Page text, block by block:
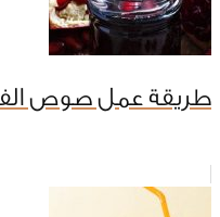
طريقة عمل صوص